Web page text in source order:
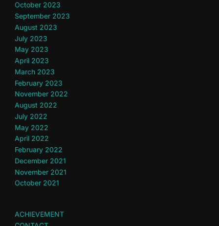
October 2023
September 2023
August 2023
July 2023
May 2023
April 2023
March 2023
February 2023
November 2022
August 2022
July 2022
May 2022
April 2022
February 2022
December 2021
November 2021
October 2021
ACHIEVEMENT